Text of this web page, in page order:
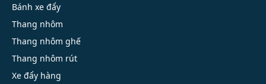
Bánh xe đẩy
Thang nhôm
Thang nhôm ghế
Thang nhôm rút
Xe đẩy hàng